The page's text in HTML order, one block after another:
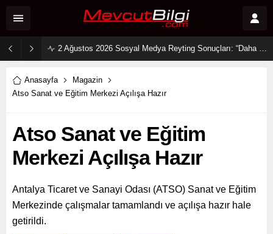
2 Ağustos 2026 Sosyal Medya Reyting Sonuçları: “Daha 17” Ekranlara Ambargo Koydu!
Anasayfa
Magazin
Atso Sanat ve Eğitim Merkezi Açılışa Hazır
Atso Sanat ve Eğitim
Merkezi Açılışa Hazır
Antalya Ticaret ve Sanayi Odası (ATSO) Sanat ve Eğitim
Merkezinde çalışmalar tamamlandı ve açılışa hazır hale
getirildi.